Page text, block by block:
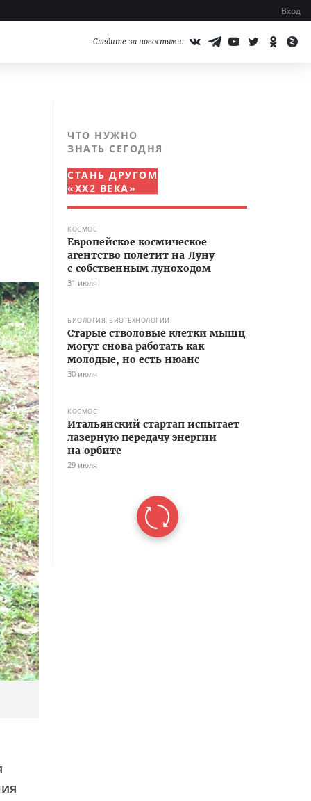
Вход
Следите за новостями:
ЧТО НУЖНО
ЗНАТЬ СЕГОДНЯ
СТАНЬ ДРУГОМ
«XX2 ВЕКА»
КОСМОС
Европейское космическое
агентство полетит на Луну
с собственным луноходом
31 июля
БИОЛОГИЯ, БИОТЕХНОЛОГИИ
Старые стволовые клетки мышц
могут снова работать как
молодые, но есть нюанс
30 июля
КОСМОС
Итальянский стартап испытает
лазерную передачу энергии
на орбите
29 июля